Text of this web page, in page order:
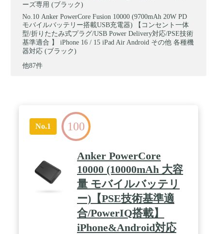
ーズ専用 (ブラック)
Anker PowerCore Fusion 10000 (9700mAh 20W PD
モバイルバッテリー搭載USB充電器) 【コンセント一体
型/折りたたみ式プラグ/USB Power Delivery対応/PSE技術
基準適合 】 iPhone 16 / 15 iPad Air Android その他 各種機
器対応 (ブラック)
他87件
No.1 100
Anker PowerCore
10000 (10000mAh 大容
量 モバイルバッテリ
ー)【PSE技術基準適
合/PowerIQ搭載】
iPhone&Android対応